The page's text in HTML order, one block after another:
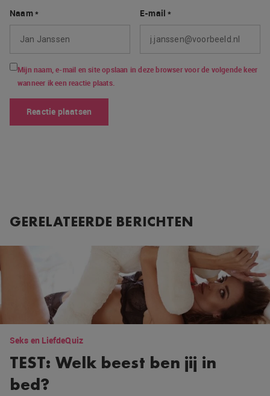
Naam* E-mail*
Mijn naam, e-mail en site opslaan in deze browser voor de volgende keer
wanneer ik een reactie plaats.
GERELATEERDE BERICHTEN
Seks en LiefdeQuiz
TEST: Welk beest ben jij in
bed?